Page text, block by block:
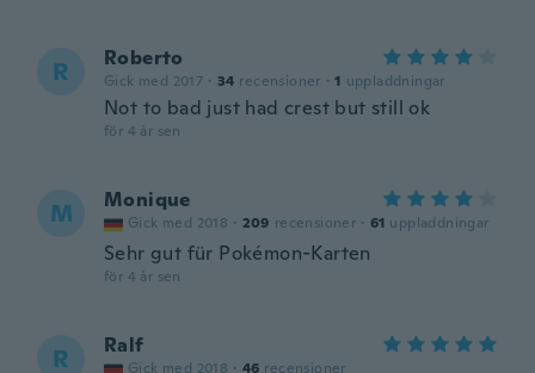
R Roberto
Gick med 2017 · 34 recensioner · 1 uppladdningar
Not to bad just had crest but still ok
för 4 år sen
M Monique
Gick med 2018 · 209 recensioner · 61 uppladdningar
Sehr gut für Pokémon-Karten
för 4 år sen
R Ralf
Gick med 2018 · 46 recensioner